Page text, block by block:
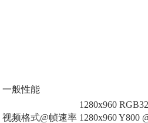
一般性能
视频格式@帧速率
1280x960
1280x960 Y800